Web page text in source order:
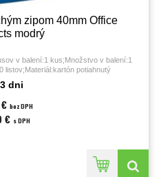
zipom 40mm Office
modrý
v balení:1 kus;Množstvo v balení:1
listov;Materiál:kartón potiahnutý
dni
bez DPH
€ s DPH